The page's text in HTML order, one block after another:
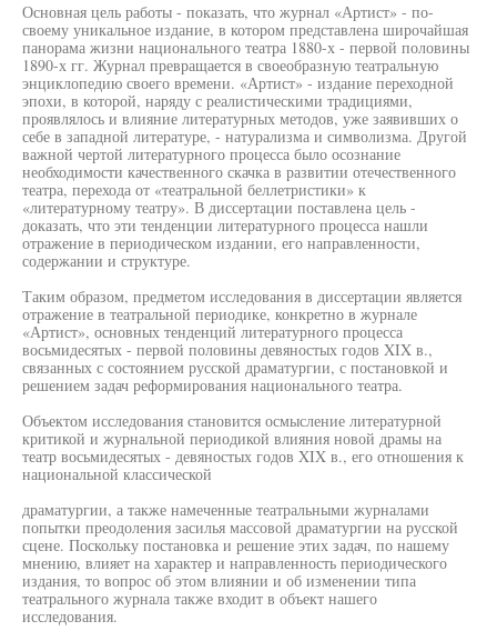
Основная цель работы - показать, что журнал «Артист» - по-
своему уникальное издание, в котором представлена широчайшая
панорама жизни национального театра 1880-х - первой половины
1890-х гг. Журнал превращается в своеобразную театральную
энциклопедию своего времени. «Артист» - издание переходной
эпохи, в которой, наряду с реалистическими традициями,
проявлялось и влияние литературных методов, уже заявивших о
себе в западной литературе, - натурализма и символизма. Другой
важной чертой литературного процесса было осознание
необходимости качественного скачка в развитии отечественного
театра, перехода от «театральной беллетристики» к
«литературному театру». В диссертации поставлена цель -
доказать, что эти тенденции литературного процесса нашли
отражение в периодическом издании, его направленности,
содержании и структуре.
Таким образом, предметом исследования в диссертации является
отражение в театральной периодике, конкретно в журнале
«Артист», основных тенденций литературного процесса
восьмидесятых - первой половины девяностых годов XIX в.,
связанных с состоянием русской драматургии, с постановкой и
решением задач реформирования национального театра.
Объектом исследования становится осмысление литературной
критикой и журнальной периодикой влияния новой драмы на
театр восьмидесятых - девяностых годов XIX в., его отношения к
национальной классической
драматургии, а также намеченные театральными журналами
попытки преодоления засилья массовой драматургии на русской
сцене. Поскольку постановка и решение этих задач, по нашему
мнению, влияет на характер и направленность периодического
издания, то вопрос об этом влиянии и об изменении типа
театрального журнала также входит в объект нашего
исследования.